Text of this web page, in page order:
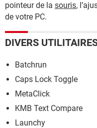
pointeur de la souris,
de votre PC.
DIVERS
Batchrun
Caps Lock Toggle
MetaClick
KMB Text Compare
Launchy